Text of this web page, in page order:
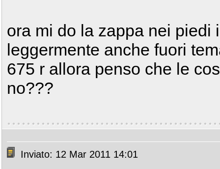
ora mi do la zappa nei piedi
leggermente anche fuori
675 r allora penso che le
no???
Inviato: 12 Mar 2011 14:01